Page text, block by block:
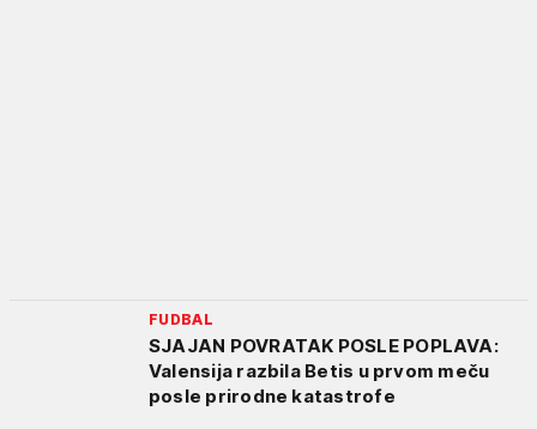
FUDBAL
SJAJAN POVRATAK POSLE POPLAVA:
Valensija razbila Betis u prvom meču
posle prirodne katastrofe